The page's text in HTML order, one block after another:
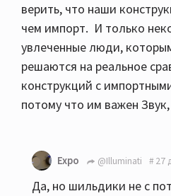
верить, что наши
чем импорт. И только
увлеченные люди,
решаются на реальное
конструкций с
потому что им важен
Expo @Illuminati 27
Да, но шильдики не с